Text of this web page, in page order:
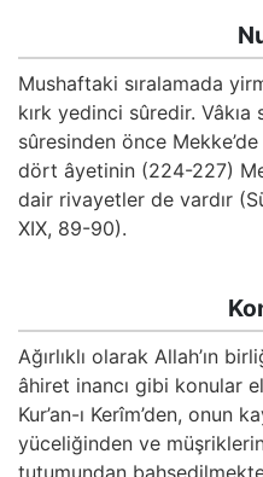
Mushaftaki sıralamada
kırk yedinci sûredir.
sûresinden önce
dört âyetinin (224-227)
dair rivayetler de vardır
XIX, 89-90).
Ağırlıklı olarak Allah’ın
âhiret inancı gibi konular
Kur’an-ı Kerîm’den, onun
yüceliğinden ve müşriklerin
tutumundan